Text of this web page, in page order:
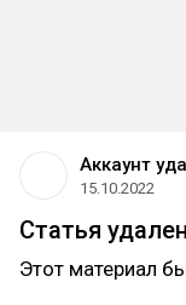
Аккаунт
15.10.2022
Статья
Этот материал